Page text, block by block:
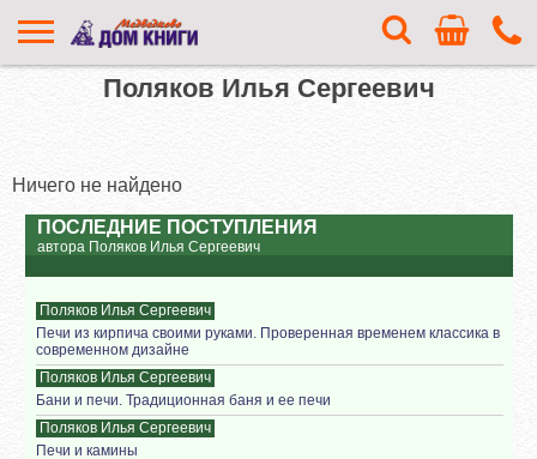
Поляков Илья Сергеевич
Ничего не найдено
ПОСЛЕДНИЕ ПОСТУПЛЕНИЯ
автора Поляков Илья Сергеевич
Поляков Илья Сергеевич
Печи из кирпича своими руками. Проверенная временем классика в
современном дизайне
Поляков Илья Сергеевич
Бани и печи. Традиционная баня и ее печи
Поляков Илья Сергеевич
Печи и камины